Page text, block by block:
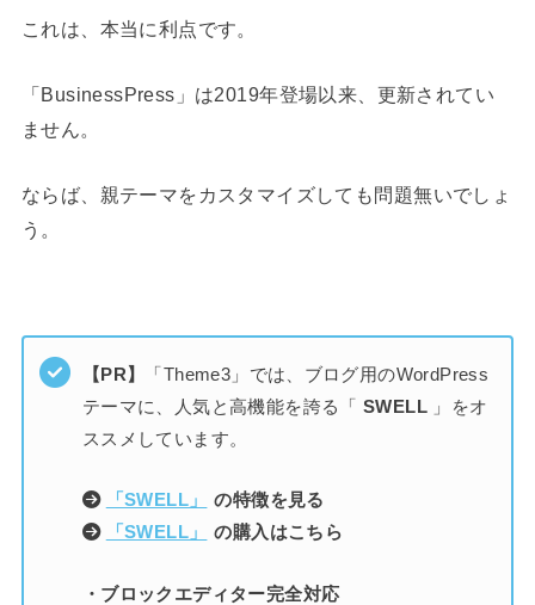
これは、本当に利点です。
「BusinessPress」は2019年登場以来、更新されてい
ません。
ならば、親テーマをカスタマイズしても問題無いでしょ
う。
【PR】
「Theme3」では、ブログ用のWordPress
テーマに、人気と高機能を誇る「SWELL 」をオ
ススメしています。
「SWELL」
の特徴を見る
「SWELL」
の購入はこちら
・ブロックエディター完全対応